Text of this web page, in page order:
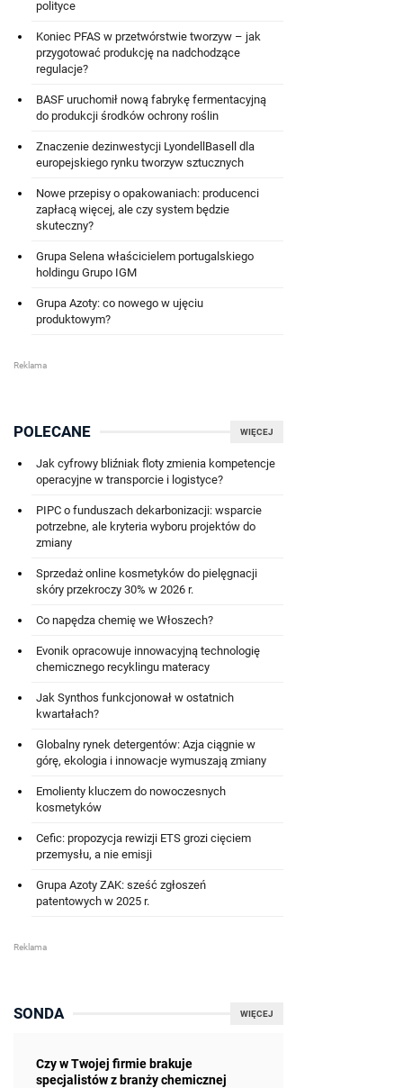
polityce
Koniec PFAS w przetwórstwie tworzyw – jak
przygotować produkcję na nadchodzące
regulacje?
BASF uruchomił nową fabrykę fermentacyjną
do produkcji środków ochrony roślin
Znaczenie dezinwestycji LyondellBasell dla
europejskiego rynku tworzyw sztucznych
Nowe przepisy o opakowaniach: producenci
zapłacą więcej, ale czy system będzie
skuteczny?
Grupa Selena właścicielem portugalskiego
holdingu Grupo IGM
Grupa Azoty: co nowego w ujęciu
produktowym?
WIĘCEJ
POLECANE
Jak cyfrowy bliźniak floty zmienia kompetencje
operacyjne w transporcie i logistyce?
PIPC o funduszach dekarbonizacji: wsparcie
potrzebne, ale kryteria wyboru projektów do
zmiany
Sprzedaż online kosmetyków do pielęgnacji
skóry przekroczy 30% w 2026 r.
Co napędza chemię we Włoszech?
Evonik opracowuje innowacyjną technologię
chemicznego recyklingu materacy
Jak Synthos funkcjonował w ostatnich
kwartałach?
Globalny rynek detergentów: Azja ciągnie w
górę, ekologia i innowacje wymuszają zmiany
Emolienty kluczem do nowoczesnych
kosmetyków
Cefic: propozycja rewizji ETS grozi cięciem
przemysłu, a nie emisji
Grupa Azoty ZAK: sześć zgłoszeń
patentowych w 2025 r.
WIĘCEJ
SONDA
Czy w Twojej firmie brakuje
specjalistów z branży chemicznej